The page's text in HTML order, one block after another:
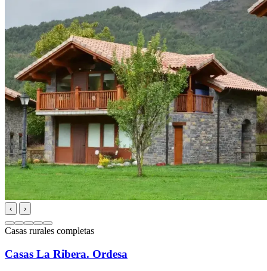
‹ ›
Casas rurales completas
Casas La Ribera. Ordesa